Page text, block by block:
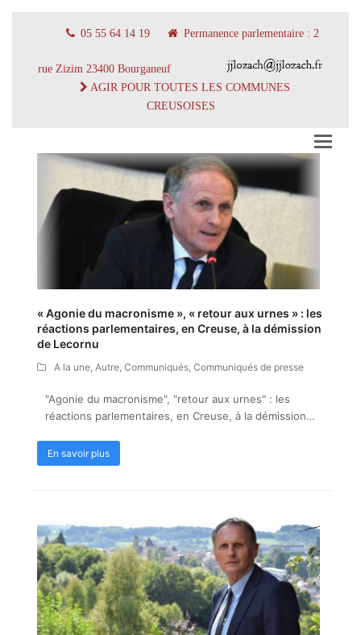
05 55 64 14 19 Permanence parlementaire : 2
rue Zizim 23400 Bourganeuf
AGIR POUR TOUTES LES COMMUNES
CREUSOISES
« Agonie du macronisme », « retour aux urnes » : les
réactions parlementaires, en Creuse, à la démission
de Lecornu
A la une, Autre, Communiqués, Communiqués de presse
"Agonie du macronisme", "retour aux urnes" : les
réactions parlementaires, en Creuse, à la démission…
En savoir plus